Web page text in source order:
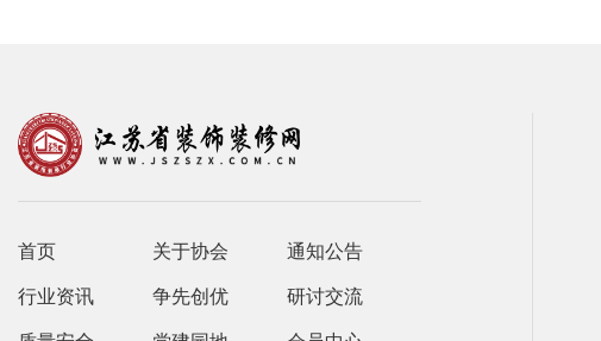
首页 关于协会 通知公告
行业资讯 争先创优 研讨交流